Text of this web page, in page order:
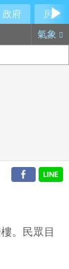
政府
房產
氣象
。民眾目